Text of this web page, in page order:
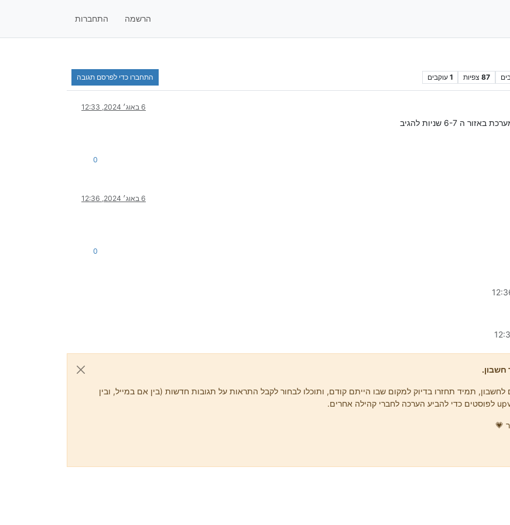
הרשמה התחברות
87 צפיות 1 עוקבים התחברו כדי לפרסם תגובה
6 באוג׳ 2024, 12:33
6-7 שניות להגיב
0
6 באוג׳ 2024, 12:36
0
חשבון.
תמיד תחזרו בדיוק למקום שבו הייתם קודם, ותוכלו לבחור לקבל התראות על תגובות חדשות (בין אם במייל, ובין
💗